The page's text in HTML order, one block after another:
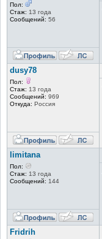
Пол:
Стаж: 13 года
Сообщений: 56
dusy78
Пол:
Стаж: 13 года
Сообщений: 969
Откуда: Россия
limitana
Пол:
Стаж: 13 года
Сообщений: 144
Fridrih